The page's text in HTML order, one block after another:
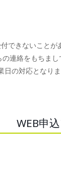
できないことが
連絡をもちまし
の対応となりま
WEB申